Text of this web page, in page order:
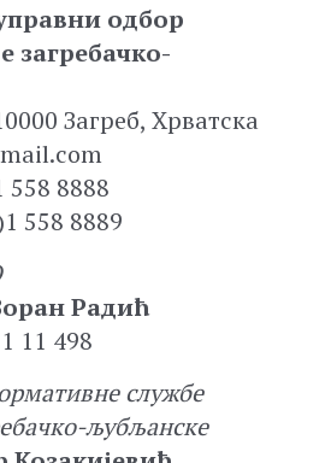
одбор
загребачко-
Загреб, Хрватска
558 8888
558 8889
Радић
11 498
службе
љубљанске